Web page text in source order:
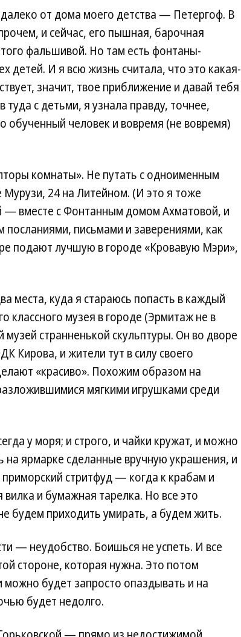
от дома моего детства — Петергоф. В
и сейчас, его пышная, барочная
фальшивой. Но там есть фонтаны-
детей. И я всю жизнь считала, что это какая-
значит, твое приближение и давай тебя
туда с детьми, я узнала правду, точнее,
обученный человек и вовремя (не вовремя)
комнаты». Не путать с одноименным
24 на Литейном. (И это я тоже
вместе с Фонтанным домом Ахматовой, и
письмами и заверениями, как
подают лучшую в городе «Кровавую Мэри»,
места, куда я стараюсь попасть в каждый
классного музея в городе (Эрмитаж не в
странненькой скульптуры. Он во дворе
Кирова, и жители тут в силу своего
«красиво». Похожим образом на
мягкими игрушками среди
у моря; и строго, и чайки кружат, и можно
на ярмарке сделанные вручную украшения, и
стритфуд — когда к крабам и
и бумажная тарелка. Но все это
будем приходить умирать, а будем жить.
— неудобство. Боишься не успеть. И все
стороне, которая нужна. Это потом
будет запросто опаздывать и на
будет недолго.